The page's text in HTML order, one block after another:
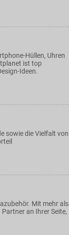
Hüllen, Uhren
ist top
Ideen.
sowie die Vielfalt von
Mit mehr als
an Ihrer Seite,